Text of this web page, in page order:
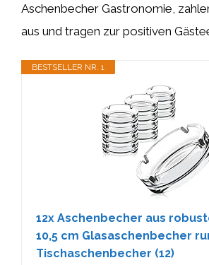
Aschenbecher Gastronomie,
aus und tragen zur positiven
BESTSELLER NR. 1
12x Aschenbecher aus
10,5 cm Glasaschenbecher
Tischaschenbecher (12)